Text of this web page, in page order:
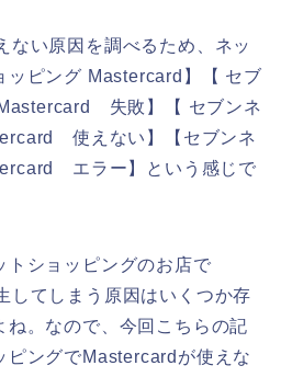
ない原因を調べるため、ネッ
ッピング Mastercard】【 セブ
失敗】【 セブンネ
使えない】【セブンネ
エラー】という感じで
トショッピングのお店で
してしまう原因はいくつか存
ね。なので、今回こちらの記
ピングでMastercardが使えな